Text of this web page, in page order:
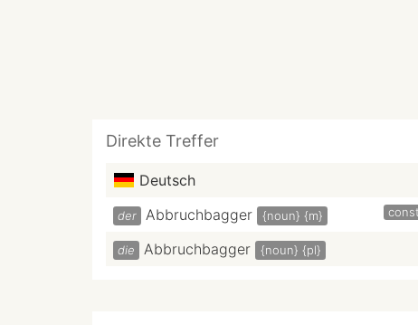
Direkte Treffer
Deutsch
der Abbruchbagger {noun} {m}
die Abbruchbagger {noun} {pl}